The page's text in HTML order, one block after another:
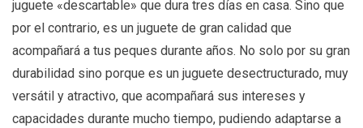
juguete «descartable» que dura tres días en casa. Sino que
por el contrario, es un juguete de gran calidad que
acompañará a tus peques durante años. No solo por su gran
durabilidad sino porque es un juguete desectructurado, muy
versátil y atractivo, que acompañará sus intereses y
capacidades durante mucho tiempo, pudiendo adaptarse a